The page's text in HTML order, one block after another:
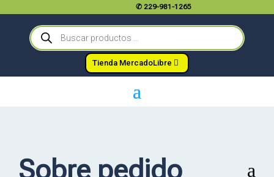
✆ 229-981-1265
Búsqueda
de
productos
Tienda MercadoLibre
Sobre pedido a